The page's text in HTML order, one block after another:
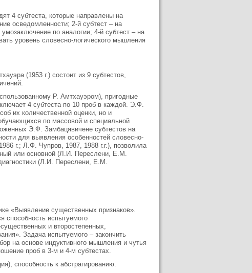
4 субтеста, которые направлены на
осведомленности; 2-й субтест – на
по аналогии; 4-й субтест – на
уровень словесно-логического мышления
(1953 г.) состоит из 9 субтестов,
Р. Амтхауэром), пригодные
4 субтеста по 10 проб в каждой. Э.Ф.
их количественной оценки, но и
по массовой и специальной
Э.Ф. Замбацявичене субтестов на
для выявления особенностей словесно-
г.; Л.Ф. Чупров, 1987, 1988 г.г.), позволила
или основной (Л.И. Переслени, Е.М.
(Л.И. Переслени, Е.М.
«Выявление существенных признаков».
способность испытуемого
и второстепенных,
Задача испытуемого – закончить
на основе индуктивного мышления и чутья
проб в 3-м и 4-м субтестах.
способность к абстрагированию.